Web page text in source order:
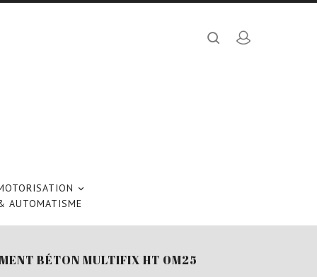

AUTOMATISME
BÉTON MULTIFIX HT 0M25